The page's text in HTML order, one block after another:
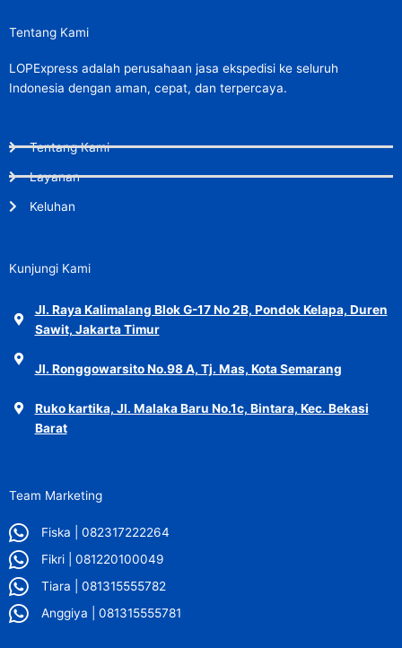
Tentang Kami
LOPExpress adalah perusahaan jasa ekspedisi ke seluruh
Indonesia dengan aman, cepat, dan terpercaya.
Tentang Kami
Layanan
Keluhan
Kunjungi Kami
Jl. Raya Kalimalang Blok G-17 No 2B, Pondok Kelapa, Duren
Sawit, Jakarta Timur
Jl. Ronggowarsito No.98 A, Tj. Mas, Kota Semarang
Ruko kartika, Jl. Malaka Baru No.1c, Bintara, Kec. Bekasi
Barat
Team Marketing
Fiska | 082317222264
Fikri | 081220100049
Tiara | 081315555782
Anggiya | 081315555781